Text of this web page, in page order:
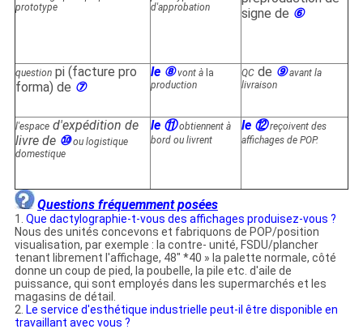
prototype
d'approbation
signe de ⑥
questionpi (facture pro
forma) de ⑦
le ⑧ vont àla
production
QCde ⑨avant la
livraison
l'espaced'expédition de
livre de ⑩ou logistique
domestique
le ⑪obtiennent à
bord ou livrent
le ⑫ reçoivent des
affichages de POP.
Questions fréquemment posées
1. Que dactylographie-t-vous des affichages produisez-vous ?
Nous des unités concevons et fabriquons de POP/position
visualisation, par exemple : la contre- unité, FSDU/plancher
tenant librement l'affichage, 48" *40 » la palette normale, côté
donne un coup de pied, la poubelle, la pile etc. d'aile de
puissance, qui sont employés dans les supermarchés et les
magasins de détail.
2. Le service d'esthétique industrielle peut-il être disponible en
travaillant avec vous ?